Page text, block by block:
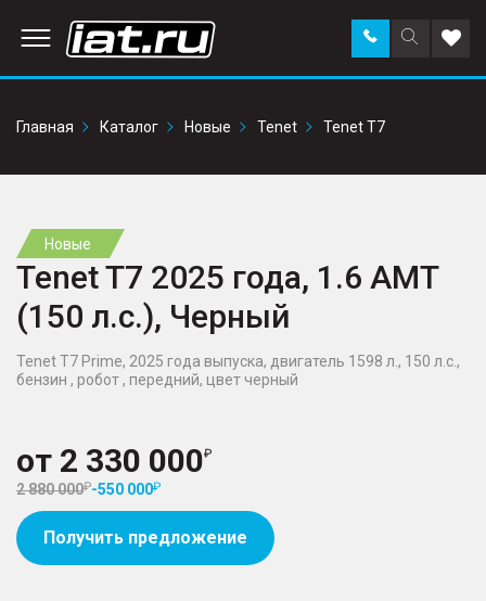
Поиск
по
Заказать
звонок в
Главная
Каталог Новые Tenet Tenet T7
Новые
Tenet T7 2025 года, 1.6 AMT
(150 л.с.), Черный
Tenet T7 Prime, 2025 года выпуска, двигатель 1598 л., 150 л.с.,
бензин , робот , передний, цвет черный
от 2 330 000
2 880 000 -550 000
Получить предложение